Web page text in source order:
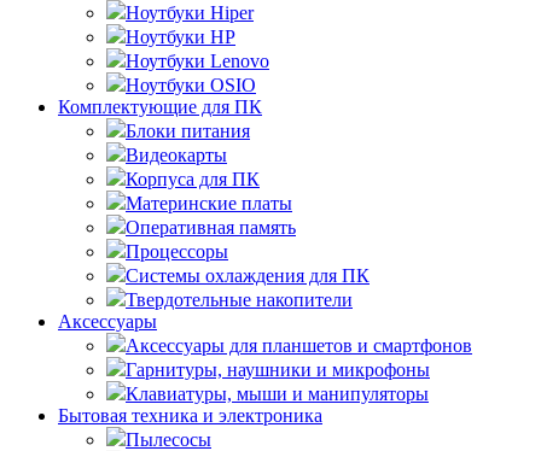
Ноутбуки Hiper
Ноутбуки HP
Ноутбуки Lenovo
Ноутбуки OSIO
Комплектующие для ПК
Блоки питания
Видеокарты
Корпуса для ПК
Материнские платы
Оперативная память
Процессоры
Системы охлаждения для ПК
Твердотельные накопители
Аксессуары
Аксессуары для планшетов и смартфонов
Гарнитуры, наушники и микрофоны
Клавиатуры, мыши и манипуляторы
Бытовая техника и электроника
Пылесосы